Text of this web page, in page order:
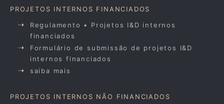
PROJETOS INTERNOS FINANCIADOS
Regulamento • Projetos I&D internos
financiados
Formulário de submissão de projetos I&D
internos financiados
saiba mais
PROJETOS INTERNOS NÃO FINANCIADOS